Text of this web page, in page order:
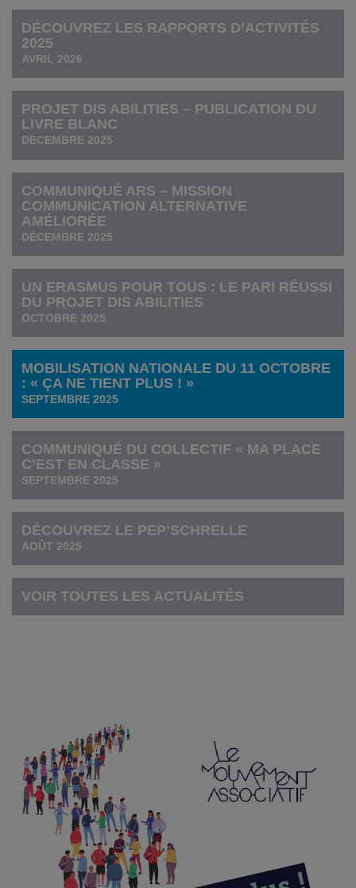
DÉCOUVREZ LES RAPPORTS D’ACTIVITÉS
2025
AVRIL 2026
PROJET DIS ABILITIES – PUBLICATION DU
LIVRE BLANC
DÉCEMBRE 2025
COMMUNIQUÉ ARS – MISSION
COMMUNICATION ALTERNATIVE
AMÉLIORÉE
DÉCEMBRE 2025
UN ERASMUS POUR TOUS : LE PARI RÉUSSI
DU PROJET DIS ABILITIES
OCTOBRE 2025
MOBILISATION NATIONALE DU 11 OCTOBRE
: « ÇA NE TIENT PLUS ! »
SEPTEMBRE 2025
COMMUNIQUÉ DU COLLECTIF « MA PLACE
C’EST EN CLASSE »
SEPTEMBRE 2025
DÉCOUVREZ LE PEP’SCHRELLE
AOÛT 2025
VOIR TOUTES LES ACTUALITÉS